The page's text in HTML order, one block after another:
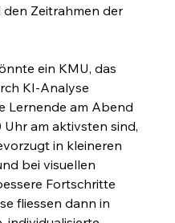
Zeitrahmen der
ein KMU, das
KI-Analyse
Lernende am Abend
Uhr am aktivsten sind,
in kleineren
bei visuellen
Fortschritte
fliessen dann in